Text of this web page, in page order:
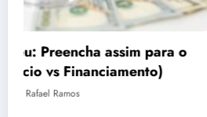
Por que o marketing
fortes